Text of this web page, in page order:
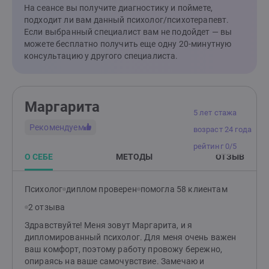
сложностей в отношениях и кризисов выбора. В
работе мы исследуем не только текущие события и
мысли, но и бессознательные процессы: чувства,
внутренние конфликты, защитные стратегии, а также
язык образов - сны, фантазии, ассоциации. Цель
метода усилить контакт с собой, вернуть ощущение
метод моей работы, в котором я постоянно
совершенствуюсь. Отдельно хочу выделить анализ
снов, где мы исследуем их содержание и ваши
реакции на них, ищем повторяющиеся темы и
возможные триггеры, учимся снижать тревожность,
связанную со сновидениями, и возвращать
ощущение контроля и спокойствия. Как я работаю:
(аудио/видео/текст). Если хотите записаться на 20-
минутную бесплатную встречу, напишите, что вас
беспокоит сейчас и как давно это длится.
На сеансе вы получите диагностику и поймете,
подходит ли вам данный психолог/психотерапевт.
Если выбранный специалист вам не подойдет — вы
можете бесплатно получить еще одну 20-минутную
консультацию у другого специалиста.
5 лет стажа
возраст 24 года
рейтинг 0/5
Маргарита
Рекомендуем
О СЕБЕ МЕТОДЫ ОТЗЫВ
Психолог диплом проверен помогла 58 клиентам
2 отзыва
Здравствуйте! Меня зовут Маргарита, и я
дипломированный психолог. Для меня очень важен
ваш комфорт, поэтому работу провожу бережно,
опираясь на ваше самочувствие. Замечаю и